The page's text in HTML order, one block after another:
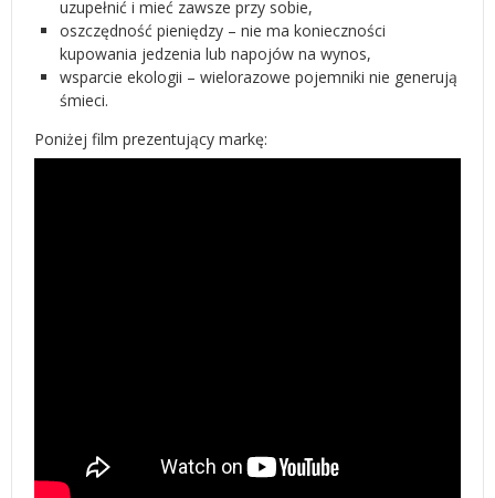
uzupełnić i mieć zawsze przy sobie,
oszczędność pieniędzy – nie ma konieczności
kupowania jedzenia lub napojów na wynos,
wsparcie ekologii – wielorazowe pojemniki nie generują
śmieci.
Poniżej film prezentujący markę: